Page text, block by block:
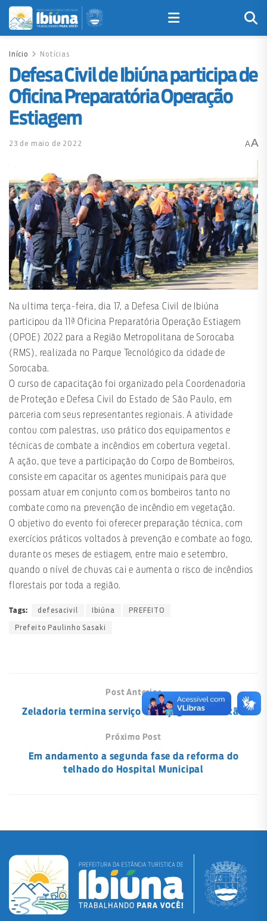
Início Notícias
Defesa Civil de Ibiúna participa de
Oficina Preparatória Operação
Estiagem
23 de maio de 2022 AA
Na ultima terça-feira, dia 17, a Defesa Civil de Ibiúna
participou da 11ª Oficina Preparatória Operação Estiagem
(OPOE) 2022 para a Região Metropolitana de Sorocaba
(RMS), realizada no Parque Tecnológico da cidade de
Sorocaba.
O curso de capacitação foi organizado pela Coordenadoria
de Proteção e Defesa Civil do Estado de São Paulo, em
parceria com seus representantes regionais. A atividade
contou com palestras, uso prático dos equipamentos e
técnicas de combate a incêndios em cobertura vegetal.
A ação, que teve a participação do Corpo de Bombeiros,
consiste em capacitar os agentes municipais para que
possam atuar em conjunto com os bombeiros tanto no
combate como na prevenção de incêndio em vegetação.
O objetivo do evento foi oferecer preparação técnica, com
exercícios práticos voltados à prevenção e combate ao fogo,
durante os meses de estiagem, entre maio e setembro,
quando o nível de chuvas cai e aumenta o risco de incêndios
florestais por toda a região.
Tags: defesacivil Ibiúna PREFEITO
Prefeito Paulinho Sasaki
Post Anterior
Zeladoria termina serviço de roçagem no Sertão
Próximo Post
Em andamento a segunda fase da reforma do
telhado do Hospital Municipal